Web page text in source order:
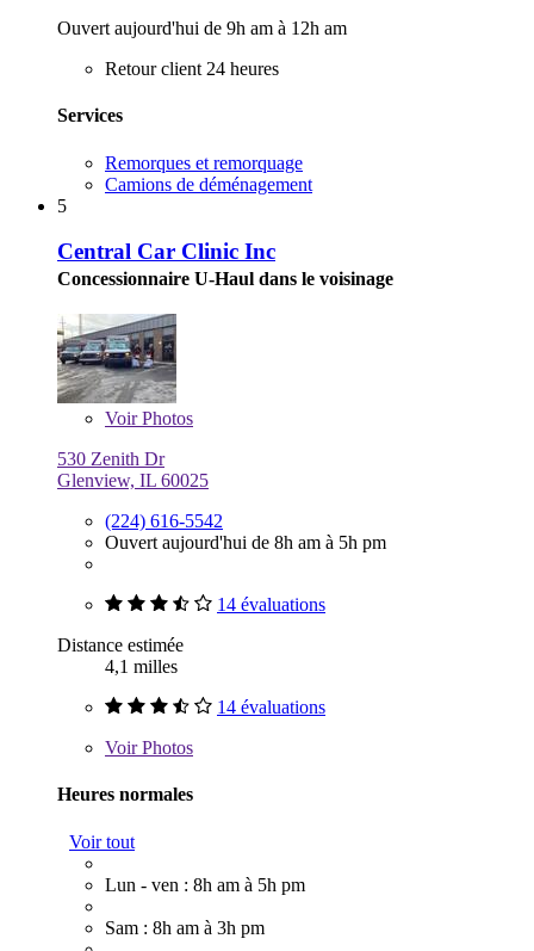
Ouvert aujourd'hui de 9h am à 12h am
Retour client 24 heures
Services
Remorques et remorquage
Camions de déménagement
5
Central Car Clinic Inc
Concessionnaire U-Haul dans le voisinage
VoirPhotos
530 Zenith Dr
Glenview, IL 60025
(224) 616-5542
Ouvert aujourd'hui de 8h am à 5h pm
14 évaluations
Distance estimée
4,1 milles
14 évaluations
VoirPhotos
Heures normales
Voir tout
Lun - ven : 8h am à 5h pm
Sam : 8h am à 3h pm